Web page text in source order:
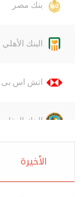
الأخيرة